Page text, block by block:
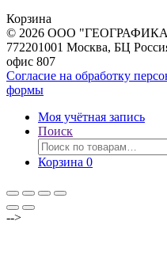
Корзина
© 2026 ООО
772201001 Москва, БЦ
офис 807
Согласие на обработку
формы
Моя учётная запись
Поиск
Искать:
Корзина 0
-->